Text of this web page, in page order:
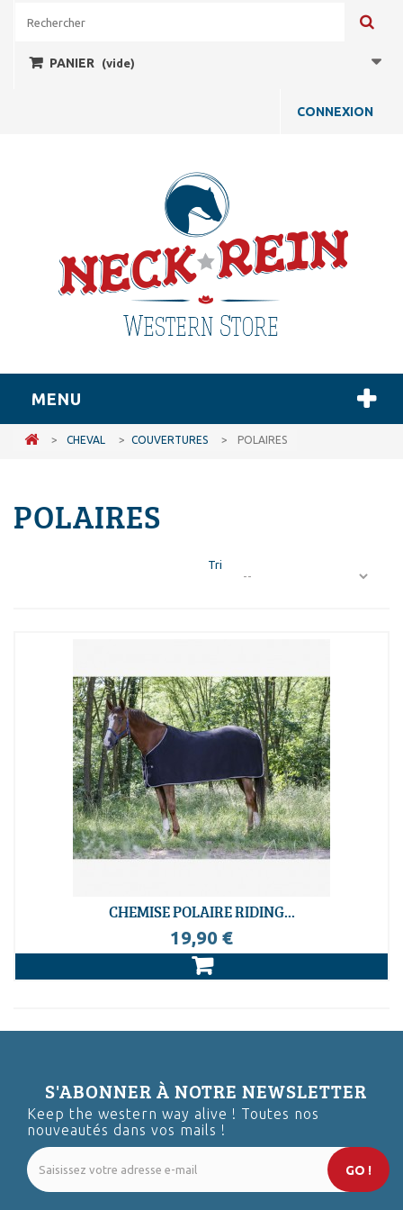
PANIER (vide)
CONNEXION
MENU
> CHEVAL > COUVERTURES > POLAIRES
POLAIRES
Tri
EN STOCK
CHEMISE POLAIRE RIDING...
19,90 €
S'ABONNER À NOTRE NEWSLETTER
Keep the western way alive ! Toutes nos
nouveautés dans vos mails !
GO !